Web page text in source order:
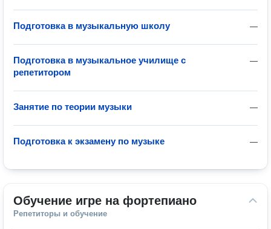
—
Подготовка в музыкальную школу
—
Подготовка в музыкальное училище с
репетитором
—
Занятие по теории музыки
—
Подготовка к экзамену по музыке
Обучение игре на фортепиано
Репетиторы и обучение